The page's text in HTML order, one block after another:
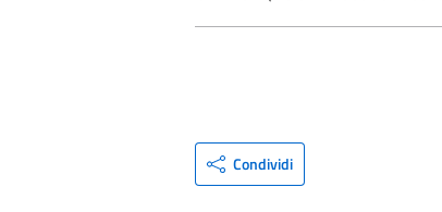
Condividi